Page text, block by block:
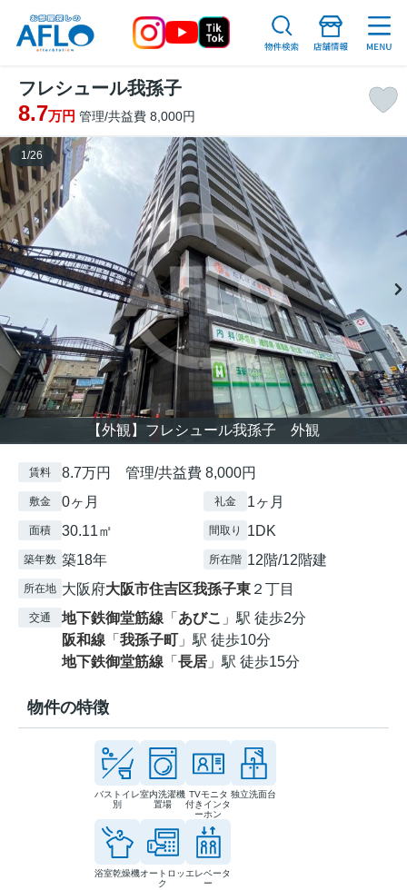
フレシュール我孫子
8.7万円 管理/共益費 8,000円
【外観】フレシュール我孫子 外観
1 /26
賃料 8.7万円 管理/共益費 8,000円
敷金 0ヶ月 礼金 1ヶ月
面積 30.11㎡ 間取り 1DK
築年数 築18年 所在階 12階/12階建
所在地 大阪府大阪市住吉区我孫子東 ２丁目
交通 地下鉄御堂筋線 「 あびこ 」駅 徒歩2分
阪和線 「 我孫子町 」駅 徒歩10分
地下鉄御堂筋線 「 長居 」駅 徒歩15分
物件の特徴
バストイレ
別
室内洗濯機
置場
TVモニタ
付きインタ
ーホン
独立洗面台
浴室乾燥機オートロッ
ク
エレベータ
ー